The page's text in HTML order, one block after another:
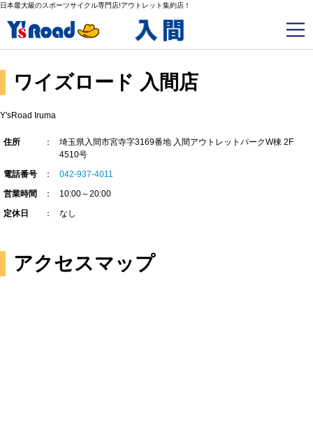
日本最大級のスポーツサイクル専門店!アウトレット集約店！
ワイズロード 入間店
Y'sRoad Iruma
住所
埼玉県入間市宮寺字3169番地 入間アウトレットパークW棟 2F
4510号
電話番号
042-937-4011
営業時間
10:00～20:00
定休日
なし
アクセスマップ